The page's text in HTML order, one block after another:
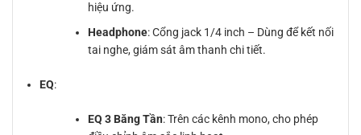
hiệu ứng.
Headphone: Cổng jack 1/4 inch – Dùng để kết nối
tai nghe, giám sát âm thanh chi tiết.
EQ:
EQ 3 Băng Tần: Trên các kênh mono, cho phép